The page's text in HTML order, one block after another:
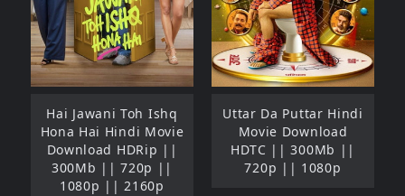
Hai Jawani Toh Ishq
Hona Hai Hindi Movie
Download HDRip ||
300Mb || 720p ||
1080p || 2160p
Uttar Da Puttar Hindi
Movie Download
HDTC || 300Mb ||
720p || 1080p